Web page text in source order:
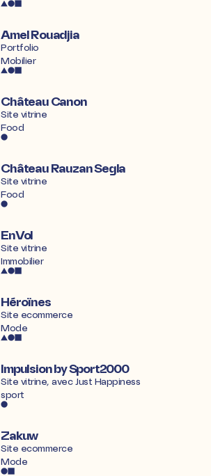
Amel Rouadjia
Portfolio
Mobilier
Château Canon
Site vitrine
Food
Château Rauzan Segla
Site vitrine
Food
EnVol
Site vitrine
Immobilier
Héroïnes
Site ecommerce
Mode
Impulsion by Sport2000
Site vitrine, avec Just Happiness
sport
Zakuw
Site ecommerce
Mode